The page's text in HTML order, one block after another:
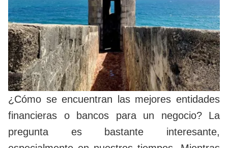
¿Cómo se encuentran las mejores entidades
financieras o bancos para un negocio? La
pregunta es bastante interesante,